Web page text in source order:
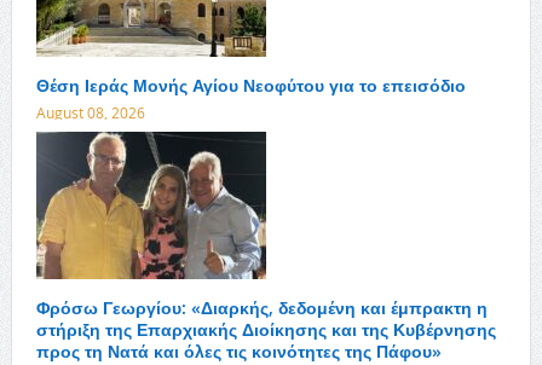
Θέση Ιεράς Μονής Αγίου Νεοφύτου για το επεισόδιο
August 08, 2026
Φρόσω Γεωργίου: «Διαρκής, δεδομένη και έμπρακτη η
στήριξη της Επαρχιακής Διοίκησης και της Κυβέρνησης
προς τη Νατά και όλες τις κοινότητες της Πάφου»